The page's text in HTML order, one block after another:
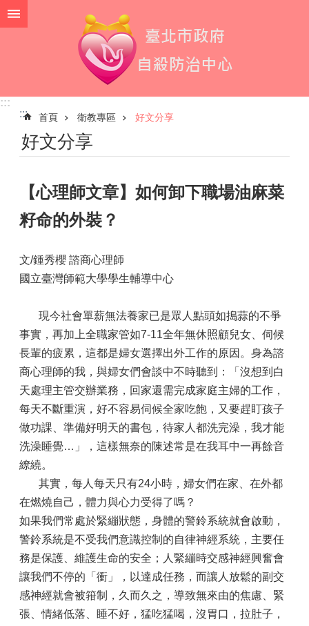
跳到主要內容區塊
:::
:::
首頁 衛教專區 好文分享
好文分享
【心理師文章】如何卸下職場油麻菜
籽命的外裝？
文/鍾秀櫻 諮商心理師
國立臺灣師範大學學生輔導中心
現今社會單薪無法養家已是眾人點頭如搗蒜的不爭
事實，再加上全職家管如7-11全年無休照顧兒女、伺候
長輩的疲累，這都是婦女選擇出外工作的原因。身為諮
商心理師的我，與婦女們會談中不時聽到：「沒想到白
天處理主管交辦業務，回家還需完成家庭主婦的工作，
每天不斷重演，好不容易伺候全家吃飽，又要趕盯孩子
做功課、準備好明天的書包，待家人都洗完澡，我才能
洗澡睡覺…」，這樣無奈的陳述常是在我耳中一再餘音
繚繞。
其實，每人每天只有24小時，婦女們在家、在外都
在燃燒自己，體力與心力受得了嗎？
如果我們常處於緊繃狀態，身體的警鈴系統就會啟動，
警鈴系統是不受我們意識控制的自律神經系統，主要任
務是保護、維護生命的安全；人緊繃時交感神經興奮會
讓我們不停的「衝」，以達成任務，而讓人放鬆的副交
感神經就會被箝制，久而久之，導致無來由的焦慮、緊
張、情緒低落、睡不好，猛吃猛喝，沒胃口，拉肚子，